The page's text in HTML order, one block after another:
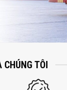
CHÚNG TÔI